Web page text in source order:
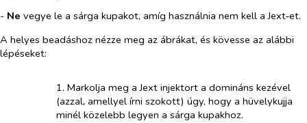
- Ne vegye le a sárga kupakot, amíg használnia nem kell a Jext‑et.
A helyes beadáshoz nézze meg az ábrákat, és kövesse az alábbi
lépéseket:
1. Markolja meg a Jext injektort a domináns kezével
(azzal, amellyel írni szokott) úgy, hogy a hüvelykujja
minél közelebb legyen a sárga kupakhoz.